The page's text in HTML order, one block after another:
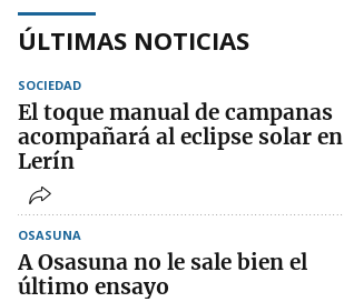
ÚLTIMAS NOTICIAS
SOCIEDAD
El toque manual de campanas
acompañará al eclipse solar en
Lerín
OSASUNA
A Osasuna no le sale bien el
último ensayo